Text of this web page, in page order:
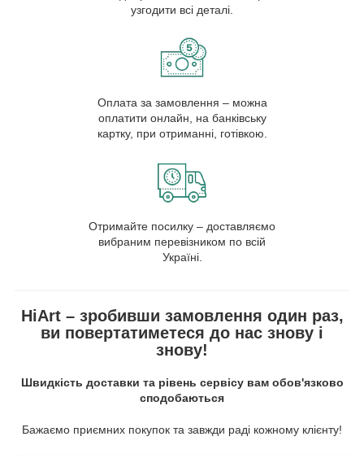
узгодити всі деталі.
Оплата за замовлення – можна
оплатити онлайн, на банківську
картку, при отриманні, готівкою.
Отримайте посилку – доставляємо
вибраним перевізником по всій
Україні.
HiArt – зробивши замовлення один раз,
ви повертатиметеся до нас знову і
знову!
Швидкість доставки та рівень сервісу вам обов'язково
сподобаються
Бажаємо приємних покупок та завжди раді кожному клієнту!